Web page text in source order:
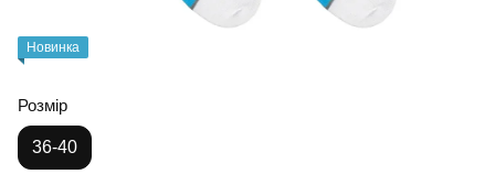
Новинка
Розмір
36-40